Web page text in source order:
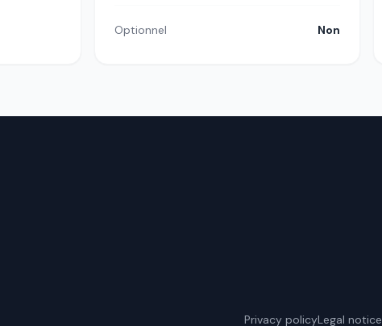
Optionnel Non
Privacy policyLegal notice